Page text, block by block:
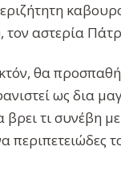
τον αστερία
θα
ως δια
βρει τι συνέβη
περιπετειώδες